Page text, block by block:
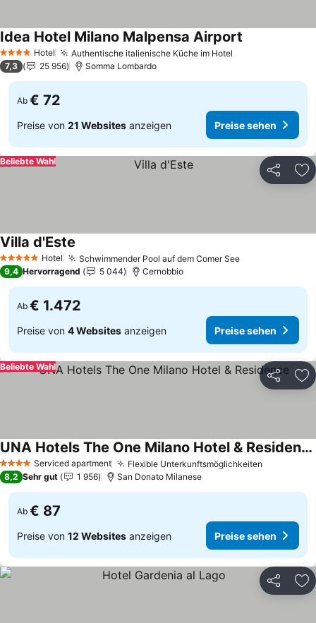
4 Sterne Hotel Authentische italienische Küche im Hotel
Idea Hotel Milano Malpensa Airport
7,3 25 956 Somma Lombardo
Ab € 72
Preise von 21 Websites anzeigen Preise sehen
Teilen
Beliebte Wahl
5 Sterne Hotel Schwimmender Pool auf dem Comer See
Villa d'Este
9,4 Hervorragend 5 044 Cernobbio
Ab € 1.472
Preise von 4 Websites anzeigen Preise sehen
Teilen
Beliebte Wahl
4 Sterne Serviced apartment Flexible Unterkunftsmöglichkeiten
UNA Hotels The One Milano Hotel & Residence
8,2 Sehr gut 1 956 San Donato Milanese
Ab € 87
Preise von 12 Websites anzeigen Preise sehen
Teilen